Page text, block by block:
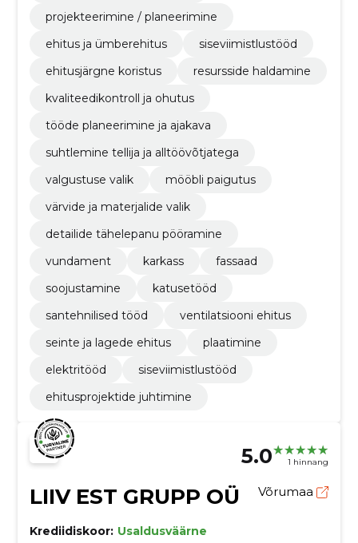
projekteerimine / planeerimine
ehitus ja ümberehitus
siseviimistlustööd
ehitusjärgne koristus
resursside haldamine
kvaliteedikontroll ja ohutus
tööde planeerimine ja ajakava
suhtlemine tellija ja alltöövõtjatega
valgustuse valik
mööbli paigutus
värvide ja materjalide valik
detailide tähelepanu pööramine
vundament
karkass
fassaad
soojustamine
katusetööd
santehnilised tööd
ventilatsiooni ehitus
seinte ja lagede ehitus
plaatimine
elektritööd
siseviimistlustööd
ehitusprojektide juhtimine
5.0 1 hinnang
LIIV EST GRUPP OÜ Võrumaa
Krediidiskoor: Usaldusväärne